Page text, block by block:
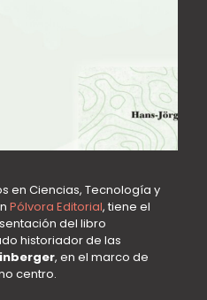
en Ciencias, Tecnología y
Pólvora Editorial, tiene el
del libro
historiador de las
, en el marco de
centro.